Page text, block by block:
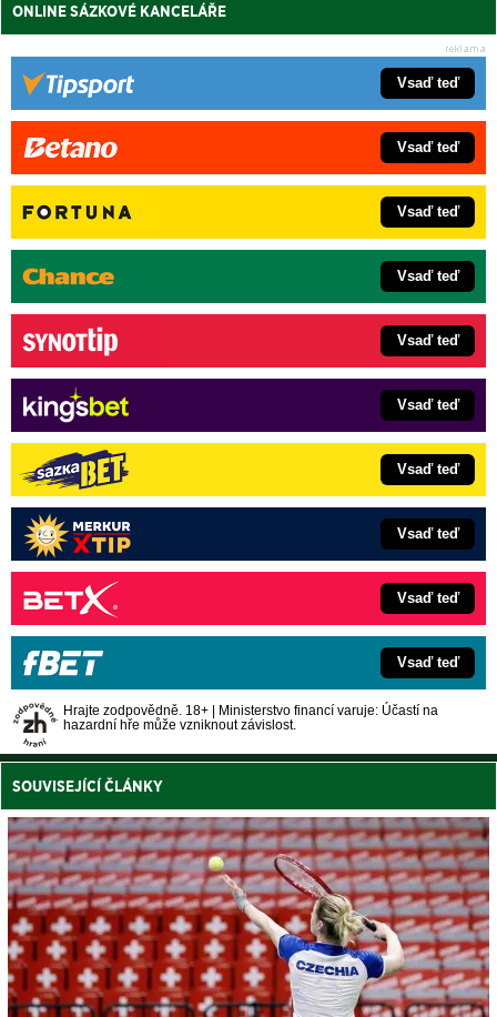
ONLINE SÁZKOVÉ KANCELÁŘE
Vsaď teď
Vsaď teď
Vsaď teď
Vsaď teď
Vsaď teď
Vsaď teď
Vsaď teď
Vsaď teď
Vsaď teď
Vsaď teď
Hrajte zodpovědně. 18+ | Ministerstvo financí varuje: Účastí na
hazardní hře může vzniknout závislost.
SOUVISEJÍCÍ ČLÁNKY